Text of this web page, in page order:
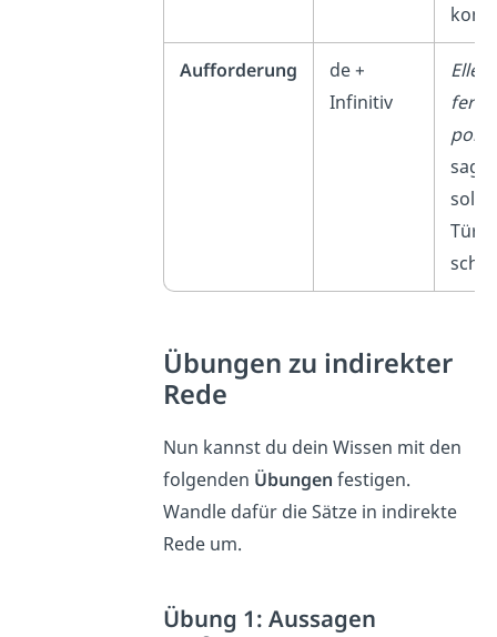
Aufforderung
de +
Infinitiv
Elle
sagt,
soll
Tür
Übungen zu indirekter
Rede
Nun kannst du dein Wissen mit den
folgenden Übungen festigen.
Wandle dafür die Sätze in indirekte
Rede um.
Übung 1: Aussagen